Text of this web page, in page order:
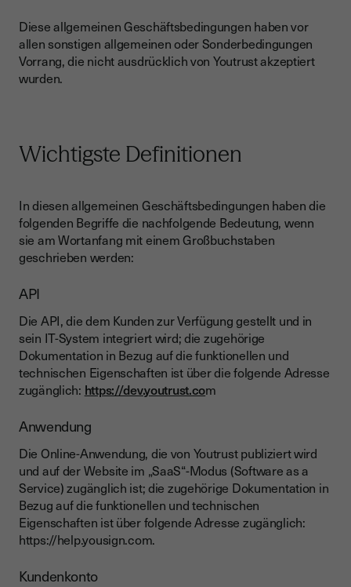
Diese allgemeinen Geschäftsbedingungen haben vor
allen sonstigen allgemeinen oder Sonderbedingungen
Vorrang, die nicht ausdrücklich von Youtrust akzeptiert
wurden.
Wichtigste Definitionen
In diesen allgemeinen Geschäftsbedingungen haben die
folgenden Begriffe die nachfolgende Bedeutung, wenn
sie am Wortanfang mit einem Großbuchstaben
geschrieben werden:
API
Die API, die dem Kunden zur Verfügung gestellt und in
sein IT-System integriert wird; die zugehörige
Dokumentation in Bezug auf die funktionellen und
technischen Eigenschaften ist über die folgende Adresse
zugänglich: https://dev.youtrust.com
Anwendung
Die Online-Anwendung, die von Youtrust publiziert wird
und auf der Website im „SaaS“-Modus (Software as a
Service) zugänglich ist; die zugehörige Dokumentation in
Bezug auf die funktionellen und technischen
Eigenschaften ist über folgende Adresse zugänglich:
https://help.yousign.com.
Kundenkonto